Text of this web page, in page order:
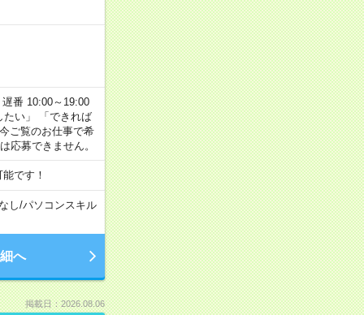
番 10:00～19:00
たい」 「できれば
ご覧のお仕事で希
応募できません。
です！
し/パソコンスキル
へ
掲載日：2026.08.06